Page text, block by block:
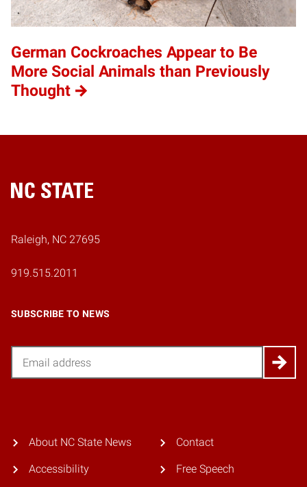
German Cockroaches Appear to Be
More Social Animals than Previously
Thought
Home
Raleigh, NC 27695
919.515.2011
SUBSCRIBE TO NEWS
About NC State News
Accessibility
Contact
Free Speech